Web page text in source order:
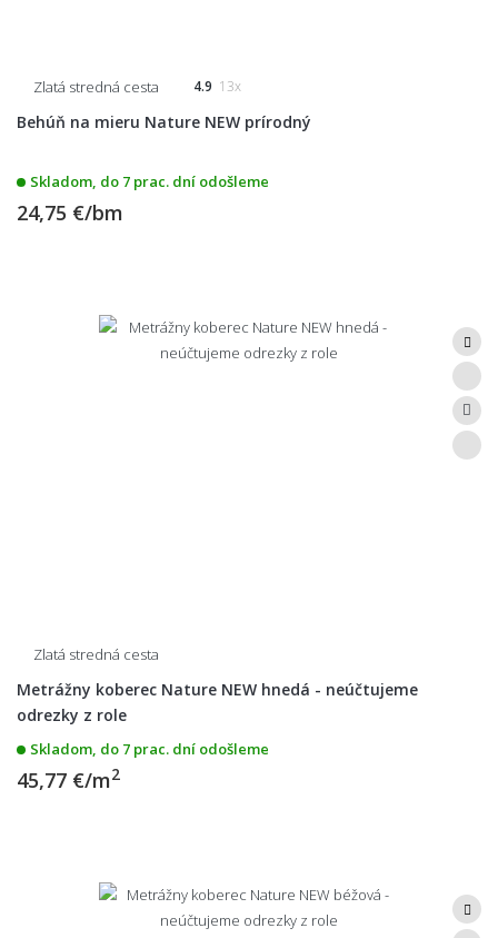
Zlatá stredná cesta 4.9 13x
Behúň na mieru Nature NEW prírodný
Skladom, do 7 prac. dní odošleme
24,75 €/bm
Zlatá stredná cesta
Metrážny koberec Nature NEW hnedá - neúčtujeme
odrezky z role
Skladom, do 7 prac. dní odošleme
45,77 €/m2